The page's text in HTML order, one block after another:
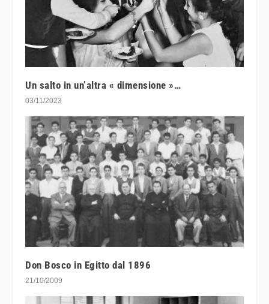
Un salto in un’altra « dimensione »…
03/11/2023
Don Bosco in Egitto dal 1896
21/10/2009